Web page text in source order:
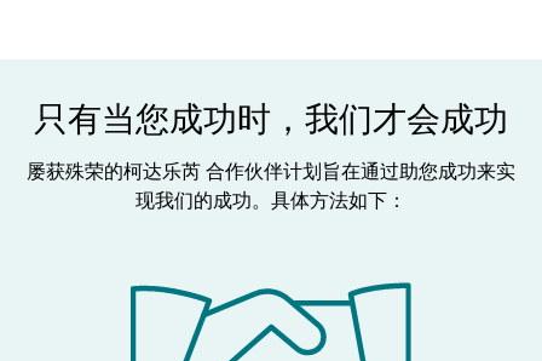
只有当您成功时，我们才会成功
屡获殊荣的柯达乐芮 合作伙伴计划旨在通过助您成功来实
现我们的成功。具体方法如下：